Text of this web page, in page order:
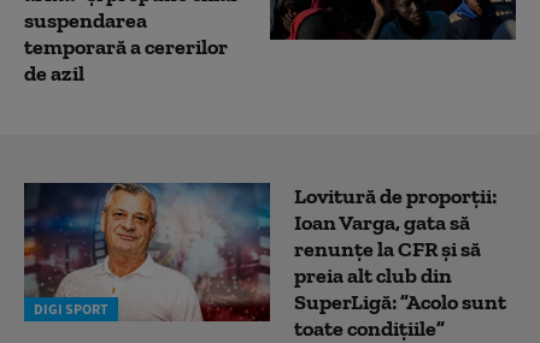
suspendarea
temporară a cererilor
de azil
DIGI SPORT
Lovitură de proporții:
Ioan Varga, gata să
renunțe la CFR și să
preia alt club din
SuperLigă: ”Acolo sunt
toate condițiile”